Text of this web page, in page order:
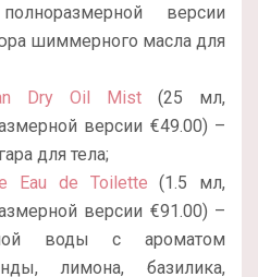
версии
шиммерного масла для
Dry Oil Mist (25 мл,
версии €49.00) –
для тела;
Eau de Toilette (1.5 мл,
версии €91.00) –
воды с ароматом
лимона, базилика,